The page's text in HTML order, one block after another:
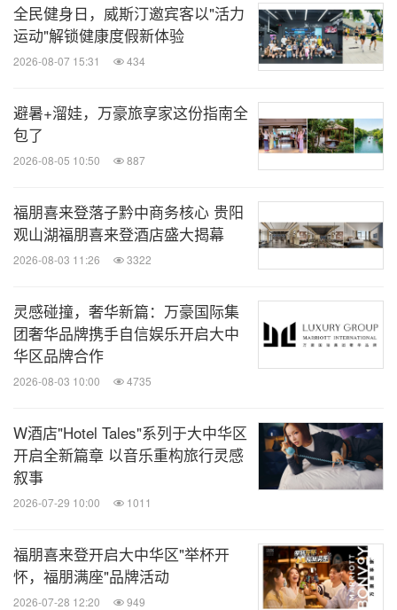
全民健身日，威斯汀邀宾客以"活力
运动"解锁健康度假新体验
2026-08-07 15:31 434
避暑+溜娃，万豪旅享家这份指南全
包了
2026-08-05 10:50 887
福朋喜来登落子黔中商务核心 贵阳
观山湖福朋喜来登酒店盛大揭幕
2026-08-03 11:26 3322
灵感碰撞，奢华新篇：万豪国际集
团奢华品牌携手自信娱乐开启大中
华区品牌合作
2026-08-03 10:00 4735
W酒店"Hotel Tales"系列于大中华区
开启全新篇章 以音乐重构旅行灵感
叙事
2026-07-29 10:00 1011
福朋喜来登开启大中华区"举杯开
怀，福朋满座"品牌活动
2026-07-28 12:20 949